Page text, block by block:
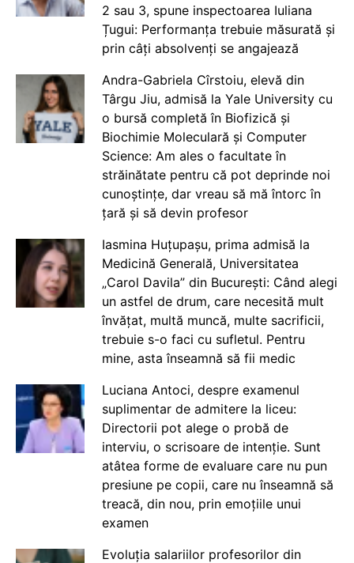
2 sau 3, spune inspectoarea Iuliana
Țugui: Performanța trebuie măsurată și
prin câți absolvenți se angajează
Andra-Gabriela Cîrstoiu, elevă din
Târgu Jiu, admisă la Yale University cu
o bursă completă în Biofizică și
Biochimie Moleculară și Computer
Science: Am ales o facultate în
străinătate pentru că pot deprinde noi
cunoștințe, dar vreau să mă întorc în
țară și să devin profesor
Iasmina Huțupașu, prima admisă la
Medicină Generală, Universitatea
„Carol Davila” din București: Când alegi
un astfel de drum, care necesită mult
învățat, multă muncă, multe sacrificii,
trebuie s-o faci cu sufletul. Pentru
mine, asta înseamnă să fii medic
Luciana Antoci, despre examenul
suplimentar de admitere la liceu:
Directorii pot alege o probă de
interviu, o scrisoare de intenție. Sunt
atâtea forme de evaluare care nu pun
presiune pe copii, care nu înseamnă să
treacă, din nou, prin emoțiile unui
examen
Evoluția salariilor profesorilor din